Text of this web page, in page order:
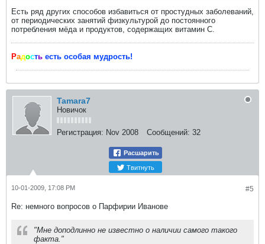
Есть ряд других способов избавиться от простудных заболеваний,
от периодических занятий физкультурой до постоянного
потребления мёда и продуктов, содержащих витамин С.
Радость есть особая мудрость!
Tamara7
Новичок
Регистрация: Nov 2008 Сообщений: 32
Расшарить
Твитнуть
#5
10-01-2009, 17:08 PM
Re: немного вопросов о Парфирии Иванове
"Мне доподлинно не известно о наличии самого такого
факта."